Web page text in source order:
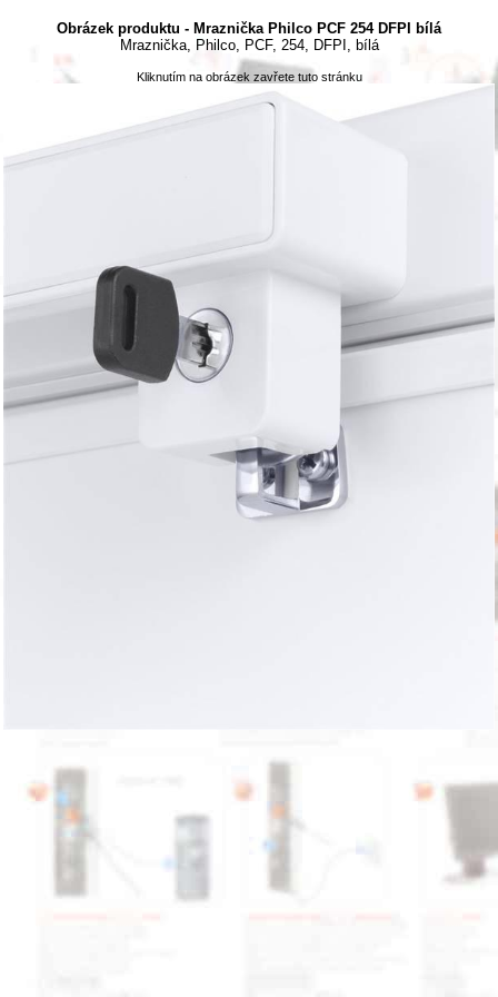
Obrázek produktu - Mraznička Philco PCF 254 DFPI bílá
Mraznička, Philco, PCF, 254, DFPI, bílá
Kliknutím na obrázek zavřete tuto stránku